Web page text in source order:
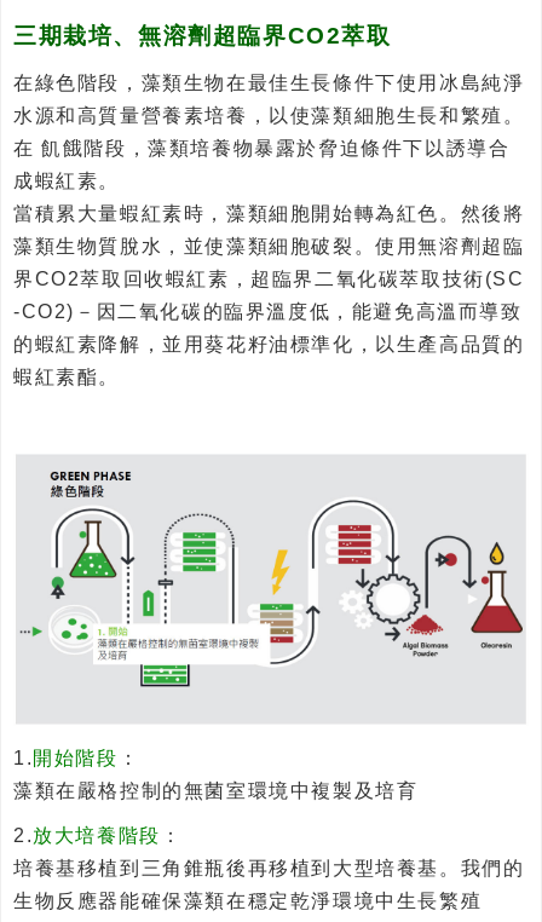
三期栽培、無溶劑超臨界CO2萃取
在綠色階段，藻類生物在最佳生長條件下使用冰島純淨
水源和高質量營養素培養，以使藻類細胞生長和繁殖。
在 飢餓階段，藻類培養物暴露於脅迫條件下以誘導合
成蝦紅素。
當積累大量蝦紅素時，藻類細胞開始轉為紅色。然後將
藻類生物質脫水，並使藻類細胞破裂。使用無溶劑超臨
界CO2萃取回收蝦紅素，超臨界二氧化碳萃取技術(SC
-CO2)－因二氧化碳的臨界溫度低，能避免高溫而導致
的蝦紅素降解，並用葵花籽油標準化，以生產高品質的
蝦紅素酯。
1. 開始階段 ：
藻類在嚴格控制的無菌室環境中複製及培育
2.放大培養階段 ：
培養基移植到三角錐瓶後再移植到大型培養基。我們的
生物反應器能確保藻類在穩定乾淨環境中生長繁殖